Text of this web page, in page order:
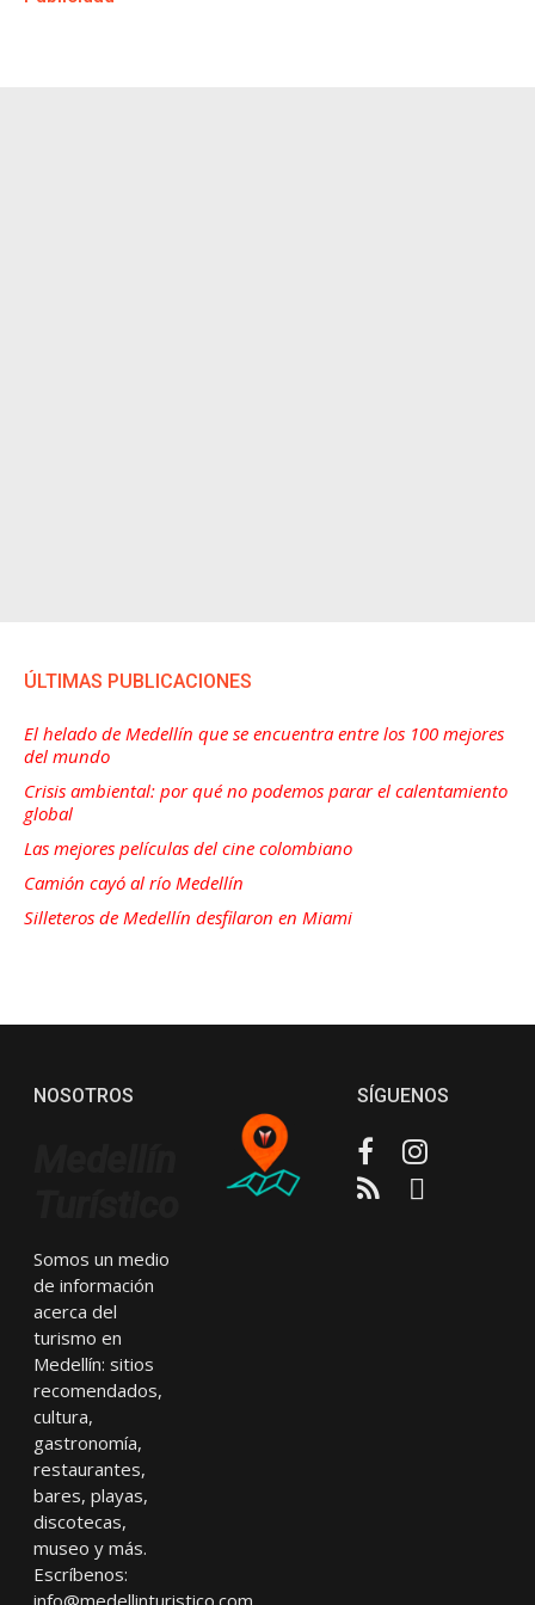
ÚLTIMAS PUBLICACIONES
El helado de Medellín que se encuentra entre los 100 mejores
del mundo
Crisis ambiental: por qué no podemos parar el calentamiento
global
Las mejores películas del cine colombiano
Camión cayó al río Medellín
Silleteros de Medellín desfilaron en Miami
NOSOTROS
Somos un medio
de información
acerca del
turismo en
Medellín: sitios
recomendados,
cultura,
gastronomía,
restaurantes,
bares, playas,
discotecas,
museo y más.
Escríbenos:
SÍGUENOS
FacebookInstagram